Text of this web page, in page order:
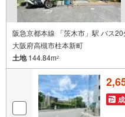
なたにとってベストなお住まいを
を！
弊社は不動産仲介部署だけでなく
がございます。
専門部署の担当を付けさせていた
のご相談も可能ですのでお気軽に
阪急京都本線 「茨木市」駅 バス
大阪府高槻市柱本新町
土地144.84m2